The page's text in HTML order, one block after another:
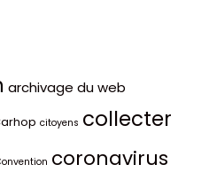
archivage du web
citoyens collecter
coronavirus